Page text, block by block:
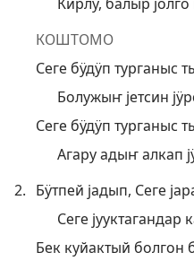
КОШТОМО
Сеге бӱдӱп турганыс
Болужыҥ јетсин
Сеге бӱдӱп турганыс
Агару адыҥ алкап
2. Бӱтпей јадып, Сеге
Сеге јууктагандар
Бек куйактый болгон